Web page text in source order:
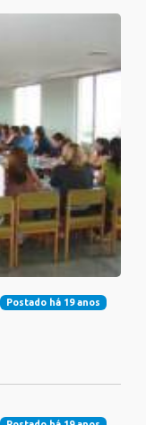
Postado há 19 anos